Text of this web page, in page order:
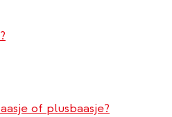
of plusbaasje?